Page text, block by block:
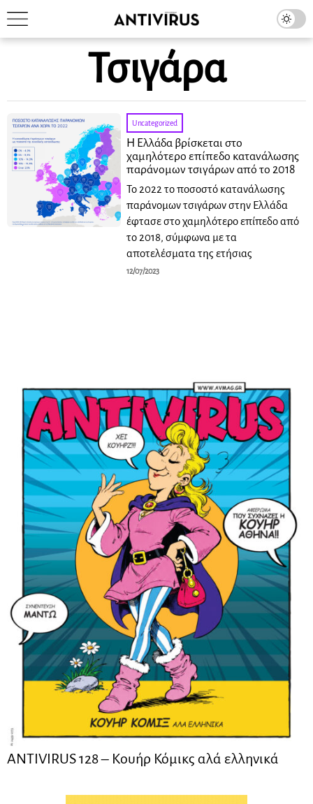
Τσιγάρα
Uncategorized
Η Ελλάδα βρίσκεται στο
χαμηλότερο επίπεδο κατανάλωσης
παράνομων τσιγάρων από το 2018
Το 2022 το ποσοστό κατανάλωσης
παράνομων τσιγάρων στην Ελλάδα
έφτασε στο χαμηλότερο επίπεδο από
το 2018, σύμφωνα με τα
αποτελέσματα της ετήσιας
12/07/2023
ANTIVIRUS 128 – Kουήρ Κόμικς αλά ελληνικά